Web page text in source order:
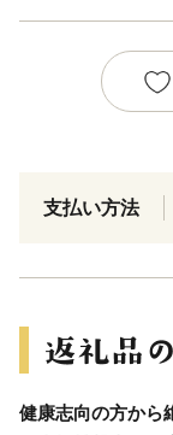
支払い方法
健康志向の方から